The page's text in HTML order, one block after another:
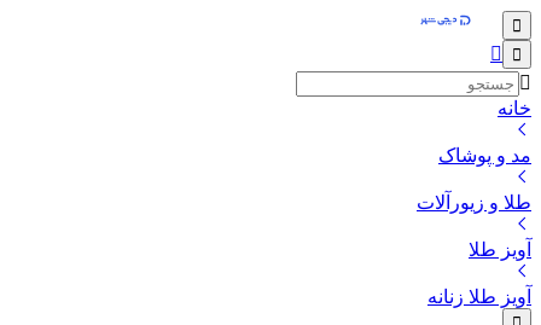
خانه
مد و پوشاک
طلا و زیورآلات
آویز طلا
آویز طلا زنانه